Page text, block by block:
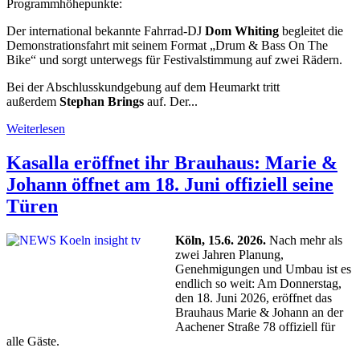
Programmhöhepunkte:
Der international bekannte Fahrrad-DJ Dom Whiting begleitet die
Demonstrationsfahrt mit seinem Format „Drum & Bass On The
Bike“ und sorgt unterwegs für Festivalstimmung auf zwei Rädern.
Bei der Abschlusskundgebung auf dem Heumarkt tritt
außerdem Stephan Brings auf. Der...
Weiterlesen
Kasalla eröffnet ihr Brauhaus: Marie &
Johann öffnet am 18. Juni offiziell seine
Türen
Köln, 15.6. 2026. Nach mehr als
zwei Jahren Planung,
Genehmigungen und Umbau ist es
endlich so weit: Am Donnerstag,
den 18. Juni 2026, eröffnet das
Brauhaus Marie & Johann an der
Aachener Straße 78 offiziell für
alle Gäste.